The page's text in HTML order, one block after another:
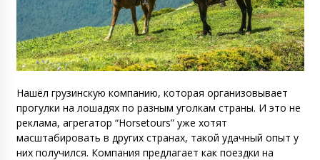
Нашёл грузинскую компанию, которая организовывает
прогулки на лошадях по разным уголкам страны. И это не
реклама, агрегатор “Horsetours” уже хотят
масштабировать в других странах, такой удачный опыт у
них получился. Компания предлагает как поездки на